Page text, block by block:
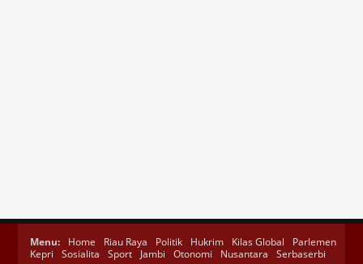
Menu: Home Riau Raya Politik Hukrim Kilas Global
Parlemen
Kepri
Sosialita Sport Jambi Otonomi Nusantara Serbaserbi